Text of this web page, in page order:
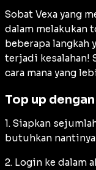
Sobat Vexa yang
dalam melakukan
beberapa langkah
terjadi kesalahan!
cara mana yang
Top up
1. Siapkan
butuhkan nantinya
2. Login ke dalam